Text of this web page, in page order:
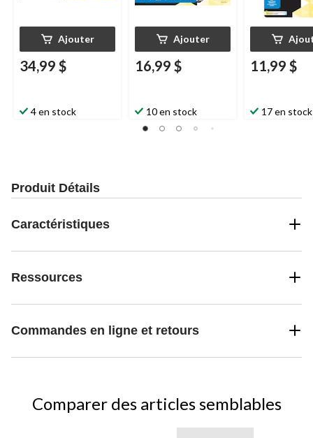
Ajouter
34,99 $
4 en stock
Ajouter
16,99 $
10 en stock
11,99 $
17 en stock
Produit Détails
Caractéristiques
Ressources
Commandes en ligne et retours
Comparer des articles semblables